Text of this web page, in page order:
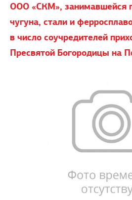
ООО «СКМ», занимавшейся
чугуна, стали и
в число соучредителей
Пресвятой Богородицы на